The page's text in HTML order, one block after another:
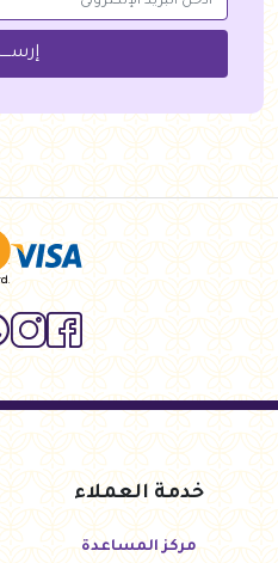
خدمة العملاء
مركز المساعدة